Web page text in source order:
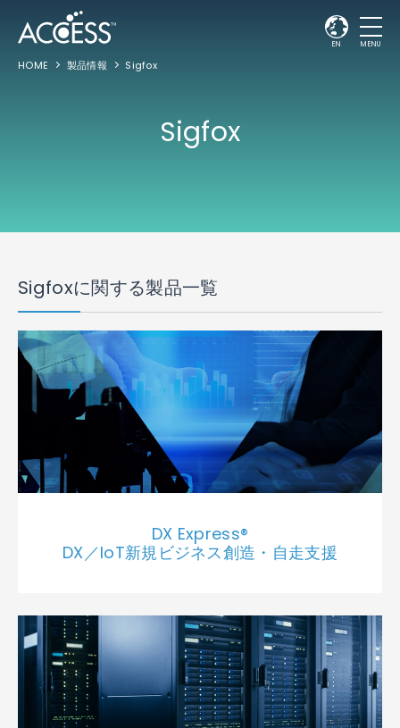
EN MENU
HOME 製品情報 Sigfox
Sigfox
Sigfoxに関する製品一覧
DX Express®
DX／IoT新規ビジネス創造・自走支援